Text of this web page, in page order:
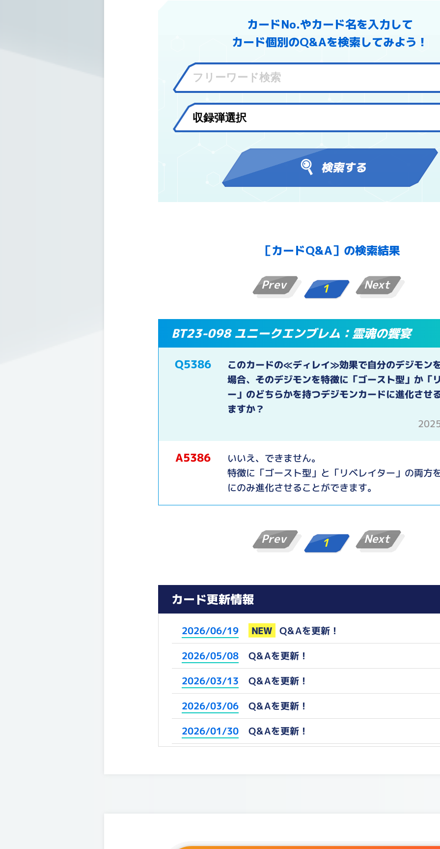
カードNo.やカード名を入力して
カード個別のQ&Aを検索してみよう！
［カードQ&A］の検索結果
Prev 1 Next
BT23-098 ユニークエンブレム：霊魂の饗宴
Q5386 このカードの≪ディレイ≫効果で自分のデジモン
場合、そのデジモンを特徴に「ゴースト型」か「
ー」のどちらかを持つデジモンカードに進化させ
ますか？
A5386 いいえ、できません。
特徴に「ゴースト型」と「リベレイター」の両方
にのみ進化させることができます。
Prev 1 Next
カード更新情報
2026/06/19 NEW Q&Aを更新！
2026/05/08 Q&Aを更新！
2026/03/13 Q&Aを更新！
2026/03/06 Q&Aを更新！
2026/01/30 Q&Aを更新！